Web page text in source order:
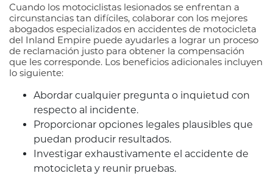
Cuando los motociclistas lesionados se enfrentan a
circunstancias tan difíciles, colaborar con los mejores
abogados especializados en accidentes de motocicleta
del Inland Empire puede ayudarles a lograr un proceso
de reclamación justo para obtener la compensación
que les corresponde. Los beneficios adicionales incluyen
lo siguiente:
Abordar cualquier pregunta o inquietud con
respecto al incidente.
Proporcionar opciones legales plausibles que
puedan producir resultados.
Investigar exhaustivamente el accidente de
motocicleta y reunir pruebas.